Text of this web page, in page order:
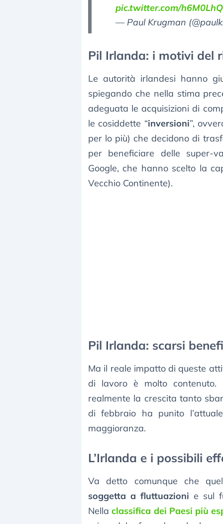
pic.twitter.com/
— Paul Krugman
Pil Irlanda: i motivi del
Le autorità irlandesi hanno
spiegando che nella stima
adeguata le acquisizioni di
le cosiddette “inversioni”,
per lo più) che decidono di
per beneficiare delle super-
Google, che hanno scelto la
Vecchio Continente).
Pil Irlanda: scarsi
Ma il reale impatto di queste
di lavoro è molto contenuto.
realmente la crescita tanto
di febbraio ha punito
maggioranza.
L’Irlanda e i possibili
Va detto comunque che
soggetta a fluttuazioni e sul
Nellaclassifica dei Paesi più